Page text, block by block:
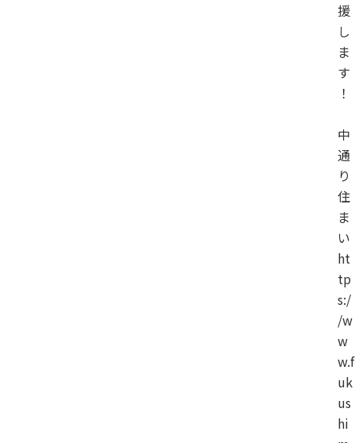
援
し
ま
す
！
中
通
り
住
ま
い
ht
tp
s:/
/w
w
w.f
uk
us
hi